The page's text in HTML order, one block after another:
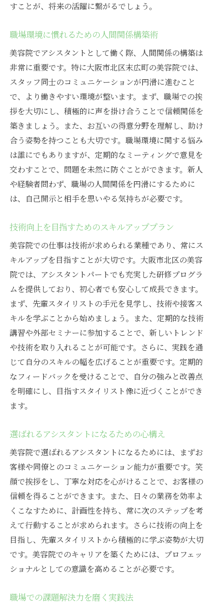
すことが、将来の活躍に繋がるでしょう。
職場環境に慣れるための人間関係構築術
美容院でアシスタントとして働く際、人間関係の構築は
非常に重要です。特に大阪市北区末広町の美容院では、
スタッフ同士のコミュニケーションが円滑に進むこと
で、より働きやすい環境が整います。まず、職場での挨
拶を大切にし、積極的に声を掛け合うことで信頼関係を
築きましょう。また、お互いの得意分野を理解し、助け
合う姿勢を持つことも大切です。職場環境に関する悩み
は誰にでもありますが、定期的なミーティングで意見を
交わすことで、問題を未然に防ぐことができます。新人
や経験者問わず、職場の人間関係を円滑にするために
は、自己開示と相手を思いやる気持ちが必要です。
技術向上を目指すためのスキルアッププラン
美容院での仕事は技術が求められる業種であり、常にス
キルアップを目指すことが大切です。大阪市北区の美容
院では、アシスタントパートでも充実した研修プログラ
ムを提供しており、初心者でも安心して成長できます。
まず、先輩スタイリストの手元を見学し、技術や接客ス
キルを学ぶことから始めましょう。また、定期的な技術
講習や外部セミナーに参加することで、新しいトレンド
や技術を取り入れることが可能です。さらに、実践を通
じて自分のスキルの幅を広げることが重要です。定期的
なフィードバックを受けることで、自分の強みと改善点
を明確にし、目指すスタイリスト像に近づくことができ
ます。
選ばれるアシスタントになるための心構え
美容院で選ばれるアシスタントになるためには、まずお
客様や同僚とのコミュニケーション能力が重要です。笑
顔で挨拶をし、丁寧な対応を心がけることで、お客様の
信頼を得ることができます。また、日々の業務を効率よ
くこなすために、計画性を持ち、常に次のステップを考
えて行動することが求められます。さらに技術の向上を
目指し、先輩スタイリストから積極的に学ぶ姿勢が大切
です。美容院でのキャリアを築くためには、プロフェッ
ショナルとしての意識を高めることが必要です。
職場での課題解決力を磨く実践法